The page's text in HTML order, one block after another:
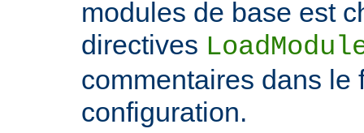
modules de base est
directives
commentaires dans le
configuration.